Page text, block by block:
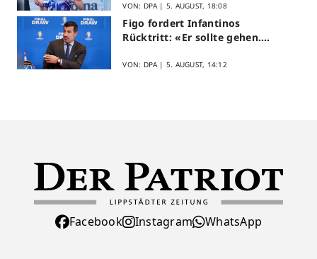
VON: DPA | 5. AUGUST, 18:08
Figo fordert Infantinos
Rücktritt: «Er sollte gehen.
VON: DPA | 5. AUGUST, 14:12
Facebook Instagram WhatsApp